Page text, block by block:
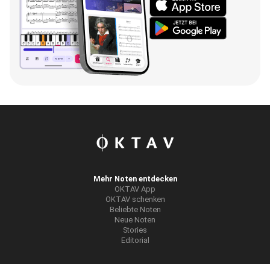
Mehr Noten entdecken
OKTAV App
OKTAV schenken
Beliebte Noten
Neue Noten
Stories
Editorial